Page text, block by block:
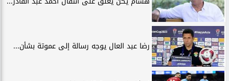
رضا عبد العال يوجه رسالة إلى عموتة بشأن...